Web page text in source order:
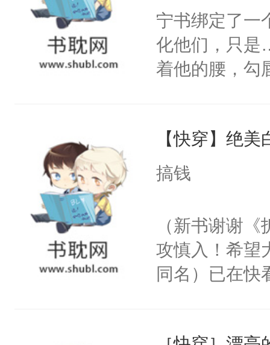
宁书绑定了一
化他们，只是
着他的腰，勾
来，给老公
用力——为你
【快穿】绝
搞钱
（新书谢谢
攻慎入！希望
同名）已在快